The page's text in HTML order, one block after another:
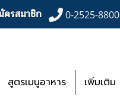
ครสมาชิก 0-2525-8800
สูตรเมนูอาหาร เพิ่มเติม